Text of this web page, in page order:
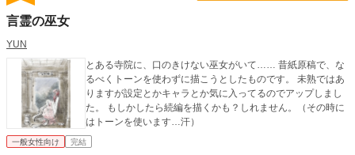
言霊の巫女
YUN
とある寺院に、口のきけない巫女がいて…… 昔紙原稿で、な
るべくトーンを使わずに描こうとしたものです。 未熟ではあ
りますが設定とかキャラとか気に入ってるのでアップしまし
た。 もしかしたら続編を描くかも？しれません。（その時に
はトーンを使います…汗）
一般女性向け 完結